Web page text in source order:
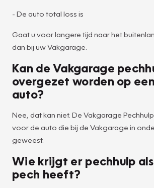
- De auto total loss is
Gaat u voor langere tijd naar het
dan bij uw Vakgarage.
Kan de Vakgarage
overgezet worden op
auto?
Nee, dat kan niet. De Vakgarage
voor de auto die bij de Vakgarage in
geweest.
Wie krijgt er pechhulp
pech heeft?